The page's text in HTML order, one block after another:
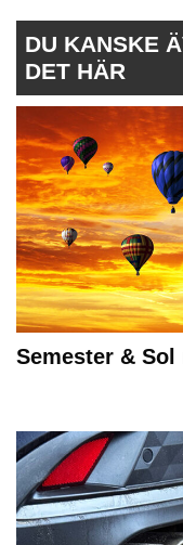
DU KANSKE
DET HÄR
Semester & Sol